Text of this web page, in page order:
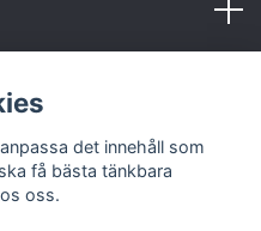
det innehåll som
få bästa tänkbara
oss.